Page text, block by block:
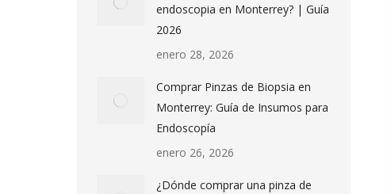
endoscopia en Monterrey? | Guía
2026
enero 28, 2026
Comprar Pinzas de Biopsia en
Monterrey: Guía de Insumos para
Endoscopía
enero 26, 2026
¿Dónde comprar una pinza de